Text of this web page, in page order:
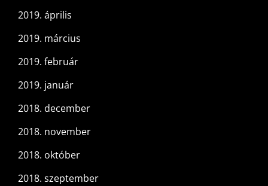
2019. április
2019. március
2019. február
2019. január
2018. december
2018. november
2018. október
2018. szeptember